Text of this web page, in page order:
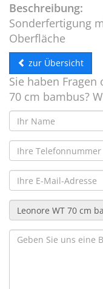
Beschreibung:
Sonderfertigung
Oberfläche
zur Übersicht
Sie haben
70 cm bambus?